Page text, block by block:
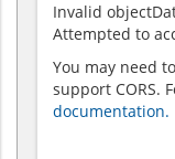
Invalid
Attempted to
You may need
support CORS.
documentation.